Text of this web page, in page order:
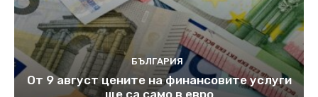
БЪЛГАРИЯ
От 9 август цените на финансовите услуги